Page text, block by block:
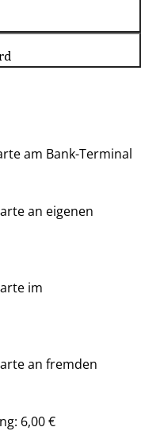
am Bank-Terminal
an eigenen
im
an fremden
6,00 €